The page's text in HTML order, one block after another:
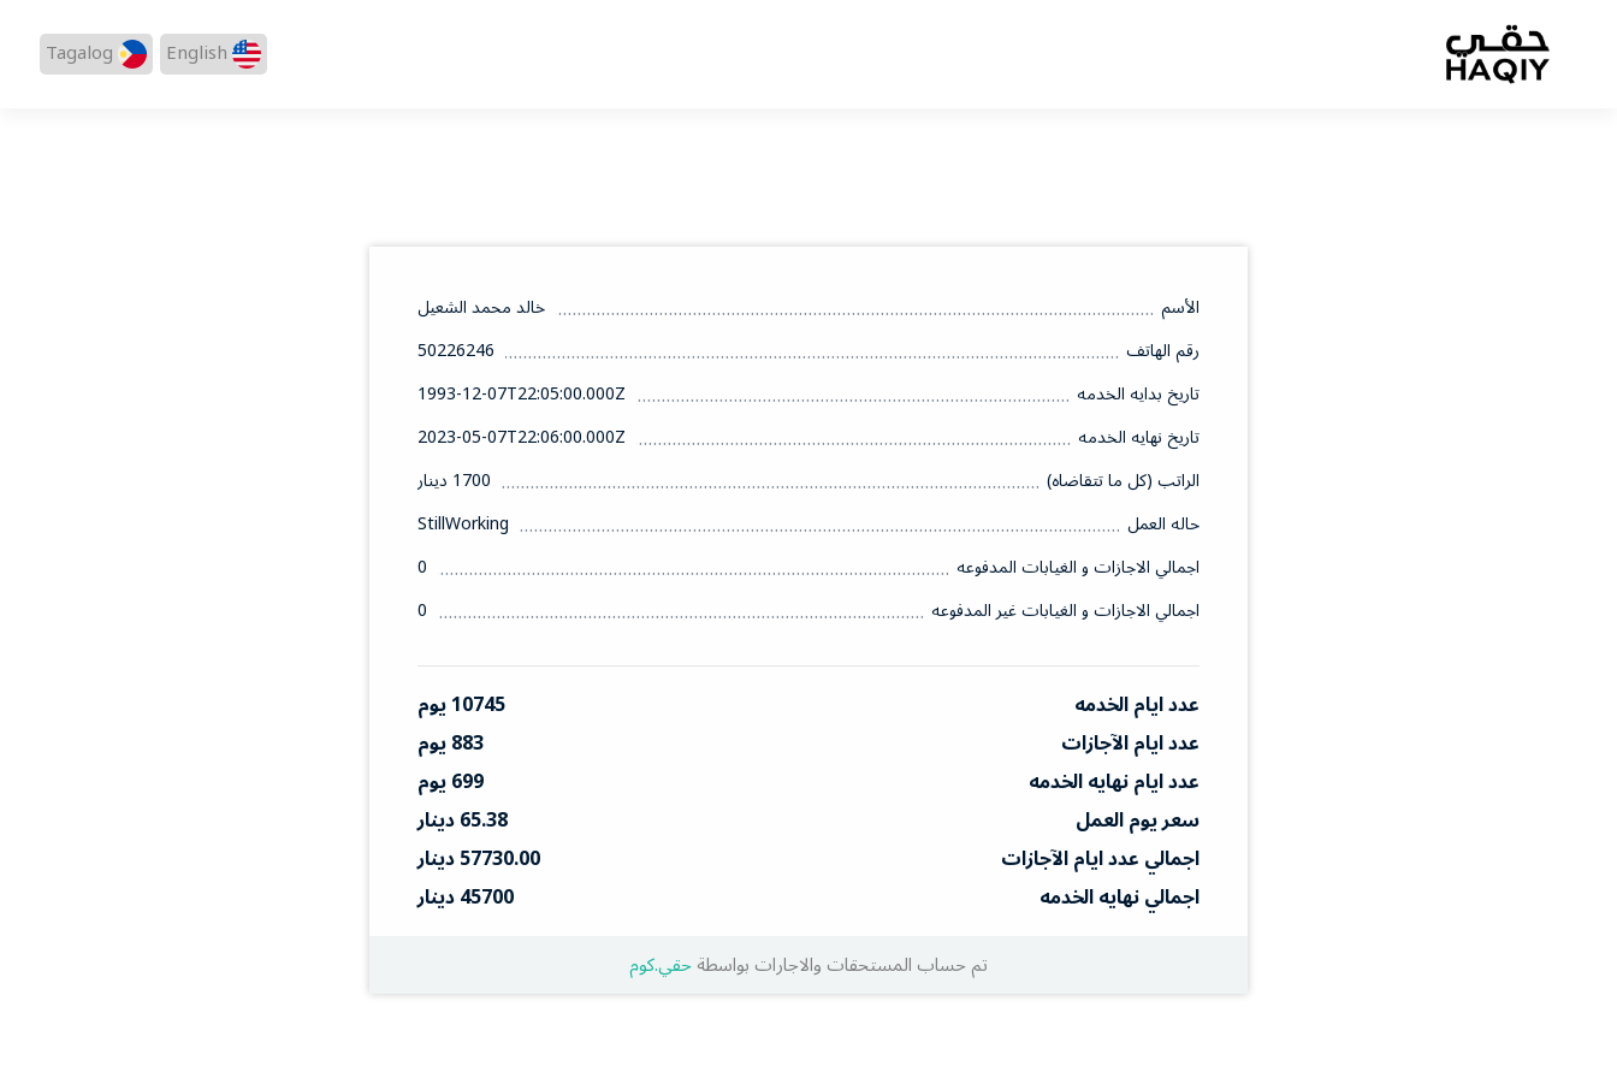
English
Tagalog
الأسم
خالد محمد الشعيل
رقم الهاتف
50226246
تاريخ بدايه الخدمه
1993-12-07T22:05:00.000Z
تاريخ نهايه الخدمه
2023-05-07T22:06:00.000Z
الراتب (كل ما تتقاضاه)
1700 دينار
حاله العمل
StillWorking
اجمالي الاجازات و الغيابات المدفوعه
0
اجمالي الاجازات و الغيابات غير المدفوعه
0
عدد ايام الخدمه
10745 يوم
عدد ايام الآجازات
883 يوم
عدد ايام نهايه الخدمه
699 يوم
سعر يوم العمل
65.38 دينار
اجمالي عدد ايام الآجازات
57730.00 دينار
اجمالي نهايه الخدمه
45700 دينار
تم حساب المستحقات والاجارات بواسطةحقي.كوم